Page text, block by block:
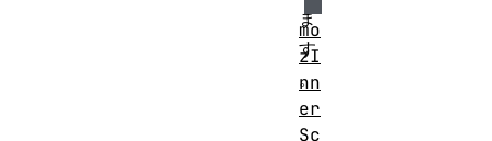
ま
す
。
mo
zI
nn
er
Sc